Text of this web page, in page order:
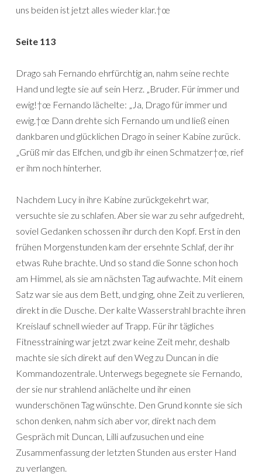
uns beiden ist jetzt alles wieder klar.†œ
Seite 113
Drago sah Fernando ehrfürchtig an, nahm seine rechte
Hand und legte sie auf sein Herz. „Bruder. Für immer und
ewig!†œ Fernando lächelte: „Ja, Drago für immer und
ewig.†œ Dann drehte sich Fernando um und ließ einen
dankbaren und glücklichen Drago in seiner Kabine zurück.
„Grüß mir das Elfchen, und gib ihr einen Schmatzer†œ, rief
er ihm noch hinterher.
Nachdem Lucy in ihre Kabine zurückgekehrt war,
versuchte sie zu schlafen. Aber sie war zu sehr aufgedreht,
soviel Gedanken schossen ihr durch den Kopf. Erst in den
frühen Morgenstunden kam der ersehnte Schlaf, der ihr
etwas Ruhe brachte. Und so stand die Sonne schon hoch
am Himmel, als sie am nächsten Tag aufwachte. Mit einem
Satz war sie aus dem Bett, und ging, ohne Zeit zu verlieren,
direkt in die Dusche. Der kalte Wasserstrahl brachte ihren
Kreislauf schnell wieder auf Trapp. Für ihr tägliches
Fitnesstraining war jetzt zwar keine Zeit mehr, deshalb
machte sie sich direkt auf den Weg zu Duncan in die
Kommandozentrale. Unterwegs begegnete sie Fernando,
der sie nur strahlend anlächelte und ihr einen
wunderschönen Tag wünschte. Den Grund konnte sie sich
schon denken, nahm sich aber vor, direkt nach dem
Gespräch mit Duncan, Lilli aufzusuchen und eine
Zusammenfassung der letzten Stunden aus erster Hand
zu verlangen.